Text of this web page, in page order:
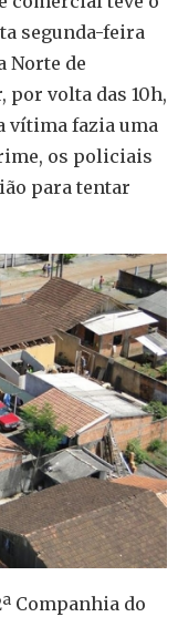
segunda-feira
Norte de
volta das 10h,
vítima fazia uma
os policiais
para tentar
Companhia do